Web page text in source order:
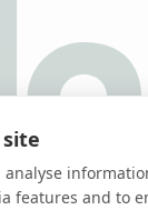
analyse
features and to